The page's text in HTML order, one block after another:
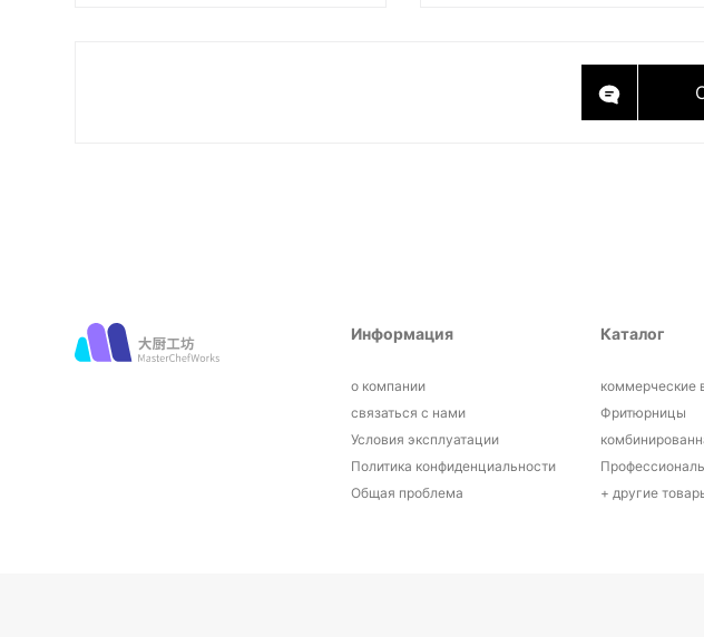
Информация
о компании
связаться с нами
Условия эксплуатации
Политика конфиденциальности
Общая проблема
Каталог
коммерческие
Фритюрницы
+ другие